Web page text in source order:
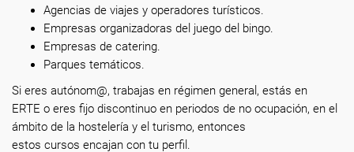
Agencias de viajes y operadores turísticos.
Empresas organizadoras del juego del bingo.
Empresas de catering.
Parques temáticos.
Si eres autónom@, trabajas en régimen general, estás en
ERTE o eres fijo discontinuo en periodos de no ocupación, en el
ámbito de la hostelería y el turismo, entonces
estos cursos encajan con tu perfil.